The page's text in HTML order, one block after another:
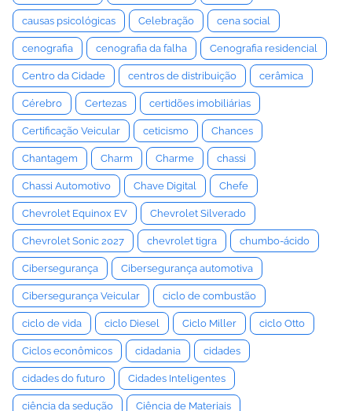
causas psicológicas Celebração cena social
cenografia cenografia da falha Cenografia residencial
Centro da Cidade centros de distribuição cerâmica
Cérebro Certezas certidões imobiliárias
Certificação Veicular ceticismo Chances
Chantagem Charm Charme chassi
Chassi Automotivo Chave Digital Chefe
Chevrolet Equinox EV Chevrolet Silverado
Chevrolet Sonic 2027 chevrolet tigra chumbo-ácido
Cibersegurança Cibersegurança automotiva
Cibersegurança Veicular ciclo de combustão
ciclo de vida ciclo Diesel Ciclo Miller ciclo Otto
Ciclos econômicos cidadania cidades
cidades do futuro Cidades Inteligentes
ciência da sedução Ciência de Materiais